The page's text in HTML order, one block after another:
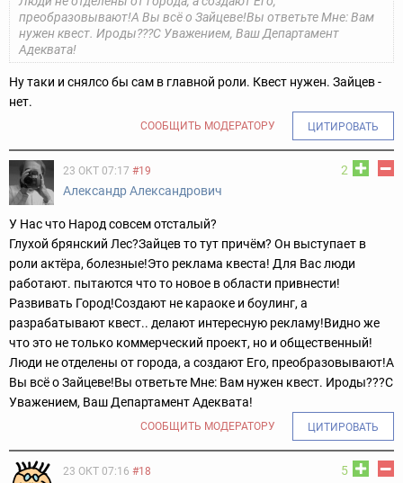
преобразовывают!А Вы всё о Зайцеве!Вы ответьте Мне: Вам
нужен квест. Ироды???С Уважением, Ваш Департамент
Адеквата!
Ну таки и снялсо бы сам в главной роли. Квест нужен. Зайцев -
нет.
СООБЩИТЬ МОДЕРАТОРУ ЦИТИРОВАТЬ
2
23 ОКТ 07:17 #19
Александр Александрович
У Нас что Народ совсем отсталый?
Глухой брянский Лес?Зайцев то тут причём? Он выступает в
роли актёра, болезные!Это реклама квеста! Для Вас люди
работают. пытаются что то новое в области привнести!
Развивать Город!Создают не караоке и боулинг, а
разрабатывают квест.. делают интересную рекламу!Видно же
что это не только коммерческий проект, но и общественный!
Люди не отделены от города, а создают Его, преобразовывают!А
Вы всё о Зайцеве!Вы ответьте Мне: Вам нужен квест. Ироды???С
Уважением, Ваш Департамент Адеквата!
СООБЩИТЬ МОДЕРАТОРУ ЦИТИРОВАТЬ
5
23 ОКТ 07:16 #18